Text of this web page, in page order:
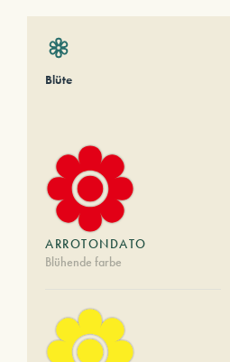
Blüte
ARROTONDATO
Blühende farbe